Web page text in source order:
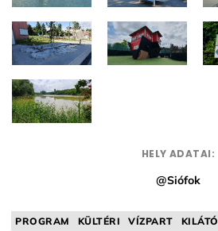
HELY ADATAI:
@Siófok
PROGRAM KÜLTÉRI VÍZPART KILÁTÓ